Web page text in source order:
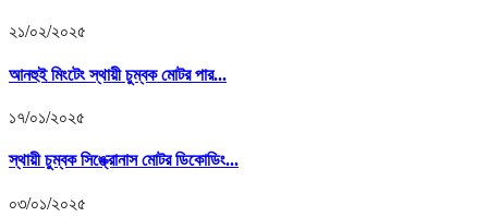
২১/০২/২০২৫
আনহুই মিংটেং স্থায়ী চুম্বক মোটর পার...
১৭/০১/২০২৫
স্থায়ী চুম্বক সিঙ্ক্রোনাস মোটর ডিকোডিং...
০৩/০১/২০২৫